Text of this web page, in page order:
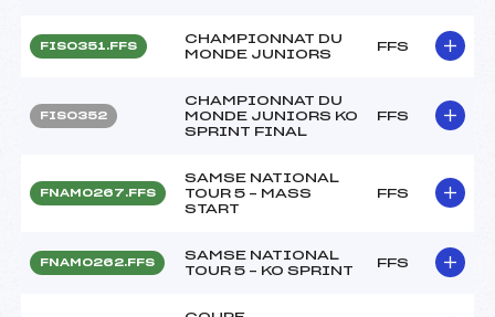
FIS0351.FFS
CHAMPIONNAT DU
MONDE JUNIORS
FFS
FIS0352
CHAMPIONNAT DU
MONDE JUNIORS KO
SPRINT FINAL
FFS
FNAM0267.FFS
SAMSE NATIONAL
TOUR 5 – MASS
START
FFS
FNAM0262.FFS
SAMSE NATIONAL
TOUR 5 – KO SPRINT
FFS